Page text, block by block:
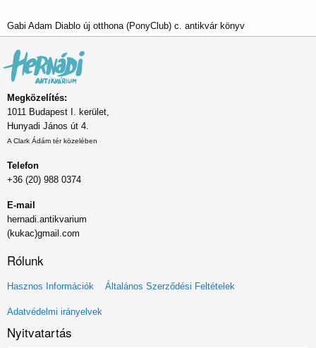
Gabi Adam Diablo új otthona (PonyClub) c. antikvár könyv
Megközelítés:
1011 Budapest I. kerület,
Hunyadi János út 4.
A Clark Ádám tér közelében
Telefon
+36 (20) 988 0374
E-mail
hernadi.antikvarium
(kukac)gmail.com
Rólunk
Lábléc
menü
Hasznos Információk Általános Szerződési Feltételek
Adatvédelmi irányelvek
Nyitvatartás